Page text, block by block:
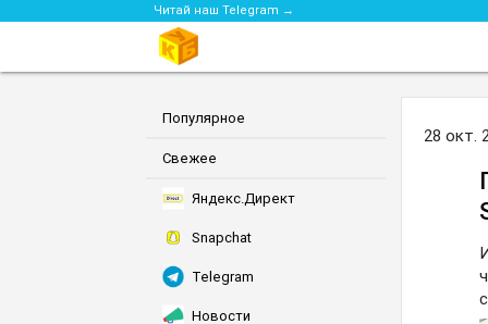
Читай наш Telegram →
Популярное
Свежее
Яндекс.Директ
Snapchat
Telegram
Новости
28 окт.